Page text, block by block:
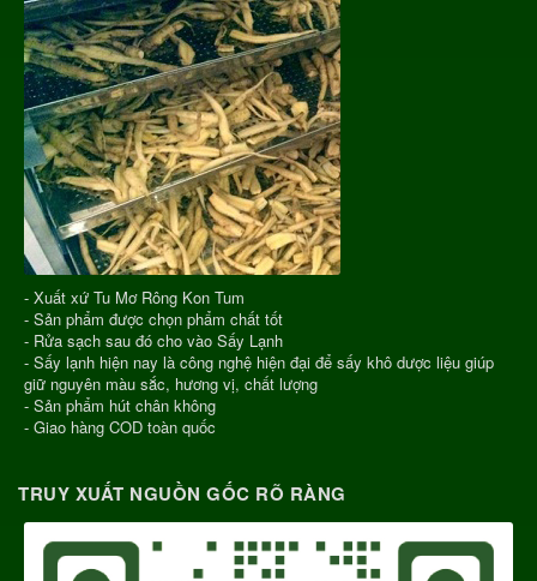
- Xuất xứ Tu Mơ Rông Kon Tum
- Sản phẩm được chọn phẩm chất tốt
- Rửa sạch sau đó cho vào Sấy Lạnh
- Sấy lạnh hiện nay là công nghệ hiện đại để sấy khô dược liệu giúp
giữ nguyên màu sắc, hương vị, chất lượng
- Sản phẩm hút chân không
- Giao hàng COD toàn quốc
TRUY XUẤT NGUỒN GỐC RÕ RÀNG